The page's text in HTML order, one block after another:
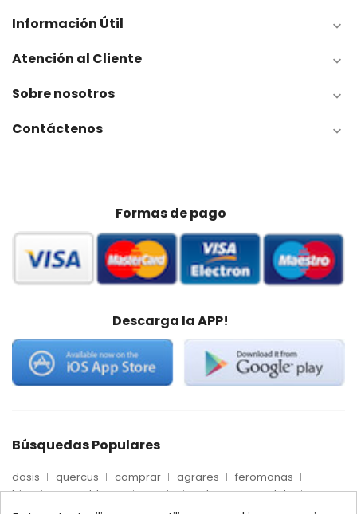
Información Útil 
Atención al Cliente 
Sobre nosotros 
Contáctenos 
Formas de pago
Descarga la APP!
Búsquedas Populares
dosis quercus comprar agrares
feromonas
trips
mosca blanca precio palmera
quelato
Econex
control amblyseius araña roja